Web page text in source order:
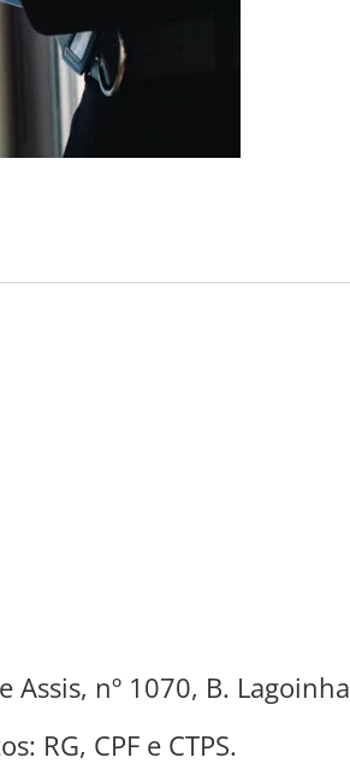
Assis, nº 1070, B. Lagoinha
RG, CPF e CTPS.